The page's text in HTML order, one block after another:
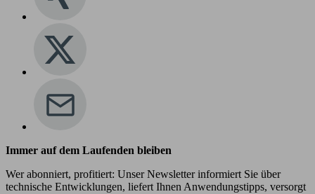
Immer auf dem Laufenden bleiben
Wer abonniert, profitiert: Unser Newsletter informiert Sie über
technische Entwicklungen, liefert Ihnen Anwendungstipps, versorgt